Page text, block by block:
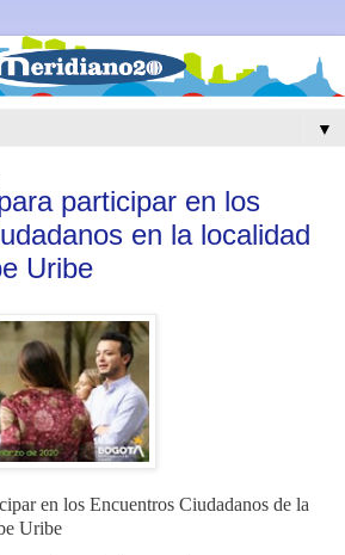
▼
participar en los
en la localidad
Uribe
en los Encuentros Ciudadanos de la
Uribe